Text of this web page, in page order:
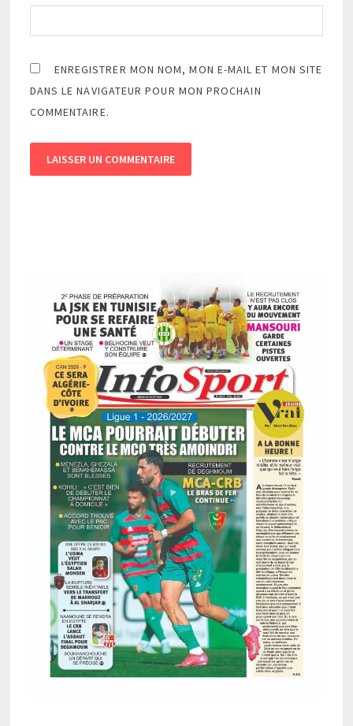
ENREGISTRER MON NOM, MON E-MAIL ET MON SITE
DANS LE NAVIGATEUR POUR MON PROCHAIN
COMMENTAIRE.